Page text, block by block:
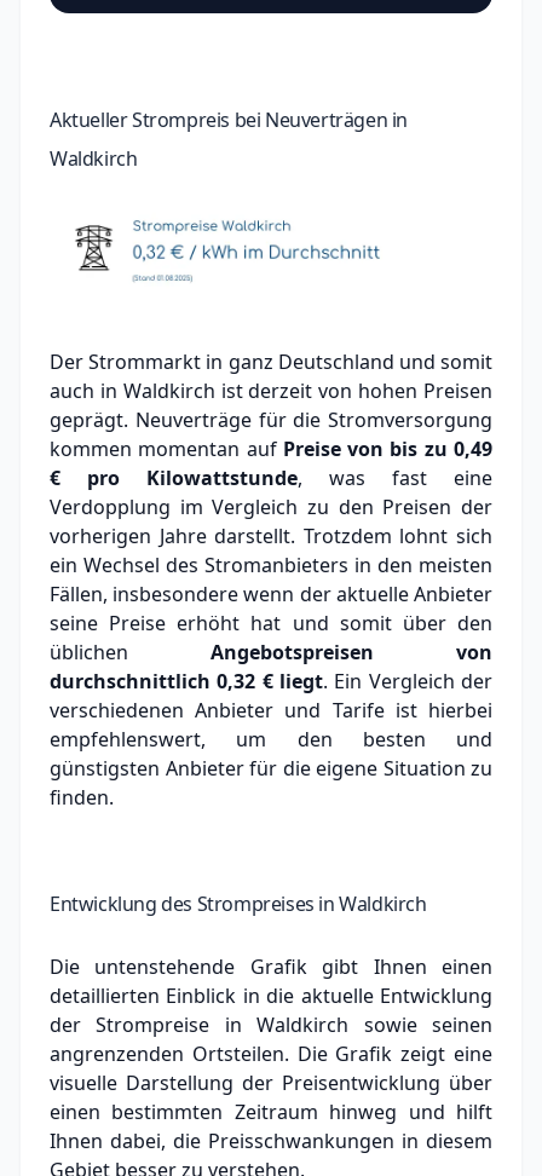
Aktueller Strompreis bei Neuverträgen in
Waldkirch
Der Strommarkt in ganz Deutschland und somit
auch in Waldkirch ist derzeit von hohen Preisen
geprägt. Neuverträge für die Stromversorgung
kommen momentan auf Preise von bis zu0,49
€ pro Kilowattstunde, was fast eine
Verdopplung im Vergleich zu den Preisen der
vorherigen Jahre darstellt. Trotzdem lohnt sich
ein Wechsel des Stromanbieters in den meisten
Fällen, insbesondere wenn der aktuelle Anbieter
seine Preise erhöht hat und somit über den
üblichen Angebotspreisen von
durchschnittlich0,32 €liegt. Ein Vergleich der
verschiedenen Anbieter und Tarife ist hierbei
empfehlenswert, um den besten und
günstigsten Anbieter für die eigene Situation zu
finden.
Entwicklung des Strompreises in Waldkirch
Die untenstehende Grafik gibt Ihnen einen
detaillierten Einblick in die aktuelle Entwicklung
der Strompreise in Waldkirch sowie seinen
angrenzenden Ortsteilen. Die Grafik zeigt eine
visuelle Darstellung der Preisentwicklung über
einen bestimmten Zeitraum hinweg und hilft
Ihnen dabei, die Preisschwankungen in diesem
Gebiet besser zu verstehen.